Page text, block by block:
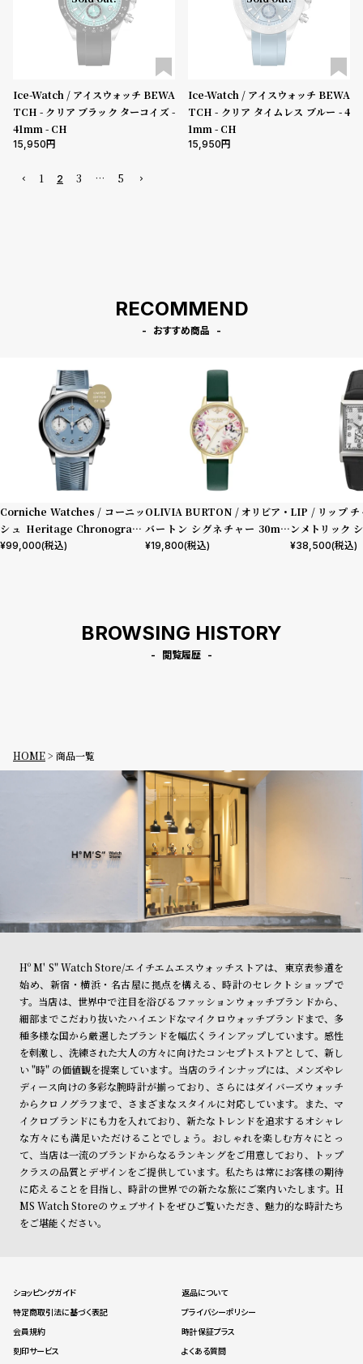
Ice-Watch / アイスウォッチ BEWA
TCH - クリア ブラック ターコイズ -
41mm - CH
15,950
Ice-Watch / アイスウォッチ BEWA
TCH - クリア タイムレス ブルー - 4
1mm - CH
15,950
1 2 3 … 5
RECOMMEND
おすすめ商品
Corniche Watches / コーニッ
シュ Heritage Chronograph
Visage ステンレス
¥99,000(税込)
OLIVIA BURTON / オリビア・
バートン シグネチャー 30mm
イラストレイテッド フローラル
¥19,800(税込)
LIP / リップ
ンメトリック
型押しレザー
¥38,500(税込)
BROWSING HISTORY
閲覧履歴
HOME 商品一覧
Hº M' S" Watch Store/エイチエムエスウォッチストアは、東京表参道を
始め、新宿・横浜・名古屋に拠点を構える、時計のセレクトショップで
す。当店は、世界中で注目を浴びるファッションウォッチブランドから、
細部までこだわり抜いたハイエンドなマイクロウォッチブランドまで、多
種多様な国から厳選したブランドを幅広くラインアップしています。感性
を刺激し、洗練された大人の方々に向けたコンセプトストアとして、新し
い "時" の価値観を提案しています。当店のラインナップには、メンズやレ
ディース向けの多彩な腕時計が揃っており、さらにはダイバーズウォッチ
からクロノグラフまで、さまざまなスタイルに対応しています。また、マ
イクロブランドにも力を入れており、新たなトレンドを追求するオシャレ
な方々にも満足いただけることでしょう。おしゃれを楽しむ方々にとっ
て、当店は一流のブランドからなるランキングをご用意しており、トップ
クラスの品質とデザインをご提供しています。私たちは常にお客様の期待
に応えることを目指し、時計の世界での新たな旅にご案内いたします。H
MS Watch Storeのウェブサイトをぜひご覧いただき、魅力的な時計たち
をご堪能ください。
ショッピングガイド
返品について
特定商取引法に基づく表記
プライバシーポリシー
会員規約
時計保証プラス
刻印サービス
よくある質問